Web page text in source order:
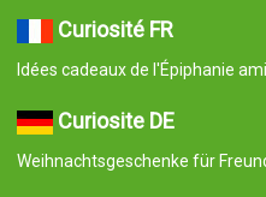
Curiosité FR
Idées cadeaux de l'Épiphanie
Curiosite DE
Weihnachtsgeschenke für